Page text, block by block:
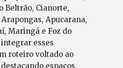
Beltrão, Cianorte,
Apucarana,
Maringá e Foz do
esses
roteiro voltado ao
espaços,